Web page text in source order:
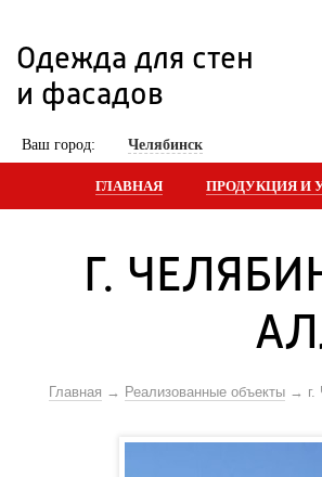
Одежда для стен
и фасадов
Ваш город: Челябинск
ГЛАВНАЯ ПРОДУКЦИЯ И
Г.
Главная Реализованные объекты